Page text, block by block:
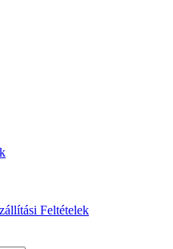
Feltételek